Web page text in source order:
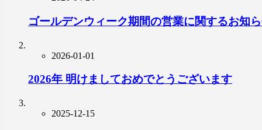
ゴールデンウィーク期間の営業に関するお知
2026-01-01
2026年 明けましておめでとうございます
2025-12-15